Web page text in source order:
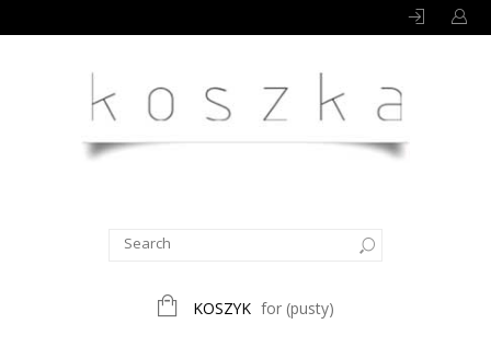
KOSZYK for (pusty)